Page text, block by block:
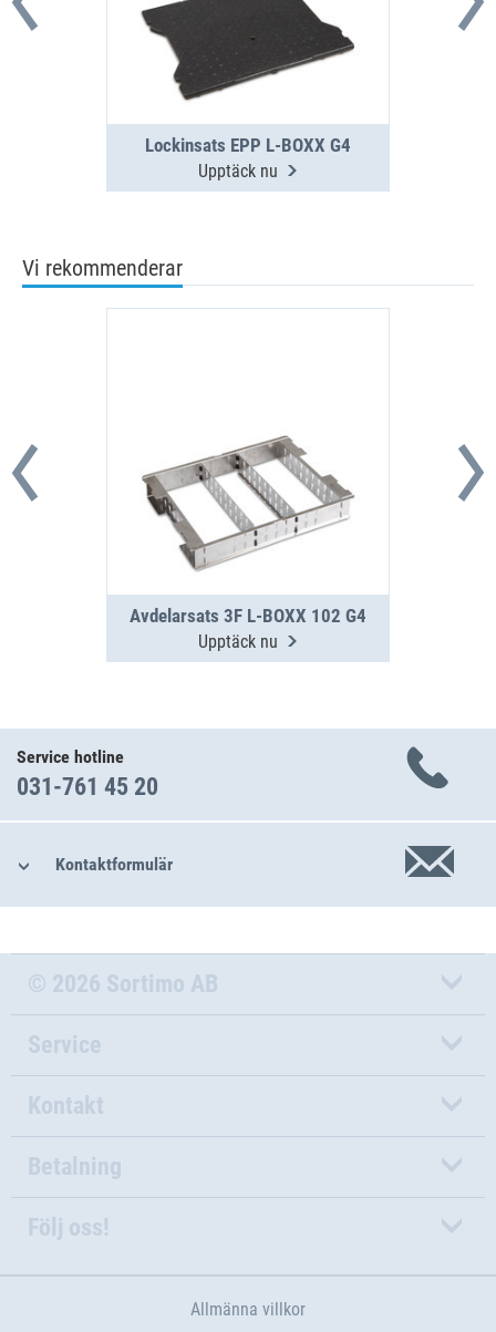
Lockinsats EPP L-BOXX G4
Upptäck nu
Vi rekommenderar
Avdelarsats 3F L-BOXX 102 G4
Upptäck nu
Service hotline
031-761 45 20
Kontaktformulär
© 2026 Sortimo AB
Service
Kontakt
Betalning
Följ oss!
Allmänna villkor